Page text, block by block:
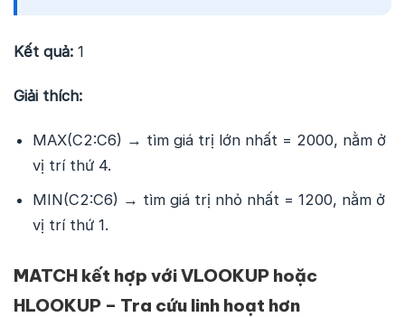
Kết quả: 1
Giải thích:
MAX(C2:C6) → tìm giá trị lớn nhất = 2000, nằm ở
vị trí thứ 4.
MIN(C2:C6) → tìm giá trị nhỏ nhất = 1200, nằm ở
vị trí thứ 1.
MATCH kết hợp với VLOOKUP hoặc
HLOOKUP – Tra cứu linh hoạt hơn